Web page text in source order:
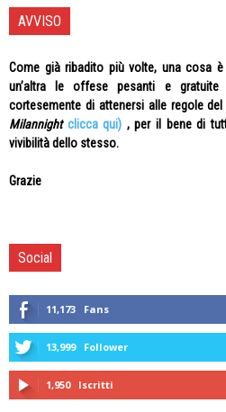
AVVISO
Come già ribadito più volte, una cosa
un’altra le offese pesanti e gratuite
cortesemente di attenersi alle regole
Milannight clicca qui) , per il bene di
vivibilità dello stesso.
Grazie
Social
11,173 Fans
13,999 Follower
1,950 Iscritti